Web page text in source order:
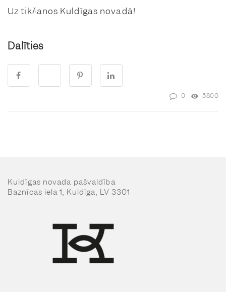
Uz tikšanos Kuldīgas novadā!
Dalīties
0 5800
Kuldīgas novada pašvaldība
Baznīcas iela 1, Kuldīga, LV 3301